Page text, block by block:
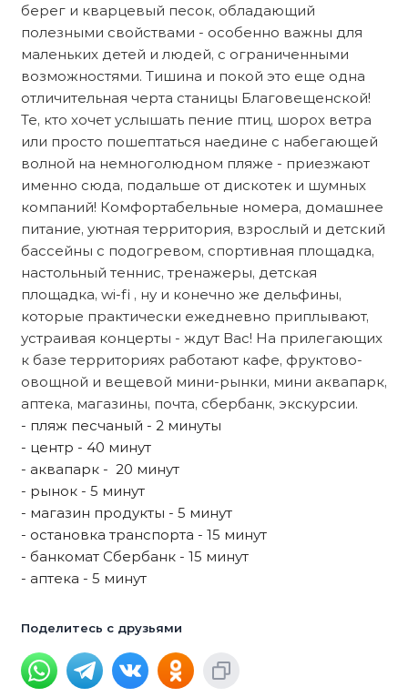
берег и кварцевый песок, обладающий
полезными свойствами - особенно важны для
маленьких детей и людей, с ограниченными
возможностями. Тишина и покой это еще одна
отличительная черта станицы Благовещенской!
Те, кто хочет услышать пение птиц, шорох ветра
или просто пошептаться наедине с набегающей
волной на немноголюдном пляже - приезжают
именно сюда, подальше от дискотек и шумных
компаний! Комфортабельные номера, домашнее
питание, уютная территория, взрослый и детский
бассейны с подогревом, спортивная площадка,
настольный теннис, тренажеры, детская
площадка, wi-fi , ну и конечно же дельфины,
которые практически ежедневно приплывают,
устраивая концерты - ждут Вас! На прилегающих
к базе территориях работают кафе, фруктово-
овощной и вещевой мини-рынки, мини аквапарк,
аптека, магазины, почта, сбербанк, экскурсии.
- пляж песчаный - 2 минуты
- центр - 40 минут
- аквапарк - 20 минут
- рынок - 5 минут
- магазин продукты - 5 минут
- остановка транспорта - 15 минут
- банкомат Сбербанк - 15 минут
- аптека - 5 минут
Поделитесь с друзьями